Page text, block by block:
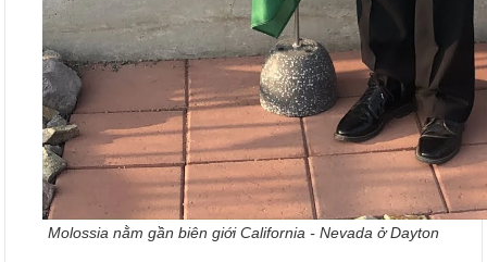
Molossia nằm gần biên giới California - Nevada ở Dayton